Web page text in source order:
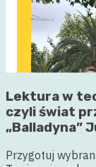
Lektura w
czyli świat
„Balladyna”
Przygotuj